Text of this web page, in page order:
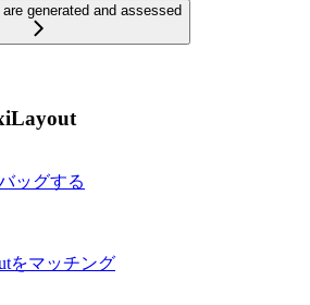
generated and assessed
ッグする
をマッチング